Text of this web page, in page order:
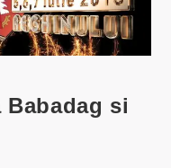
Babadag si